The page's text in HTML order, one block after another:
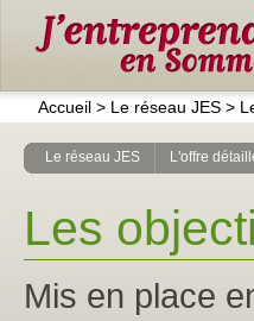
Accueil > Le réseau JES >
Le réseau JES L'offre
Les
Mis en place